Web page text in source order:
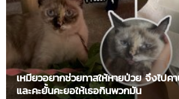
เหมียวอยากช่วยทาสให้หายป่วย จึงไป
และคะยั้นคะยอให้เธอกินพวกมัน